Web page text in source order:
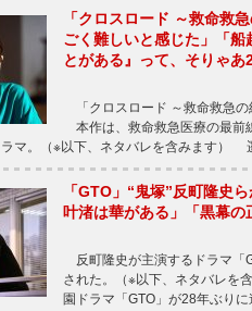
「クロスロード ～救命救
ごく難しいと感じた」「船
とがある』って、そりゃあ
「クロスロード ～救命救急の
本作は、救命救急医療の最前
マ。（※以下、ネタバレを含みます）
「GTO」“鬼塚”反町隆史
叶渚は華がある」「黒幕の
反町隆史が主演するドラマ「
された。（※以下、ネタバレを
園ドラマ「GTO」が28年ぶり